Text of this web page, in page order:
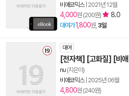
비애코믹스| 2021년 12월
4,000원 (200원) 8.0
대여가1,800원, 3일
대여
[전자책] [고화질] [비
nu (지은이)
비애코믹스| 2025년 06월
4,800원 (240원)